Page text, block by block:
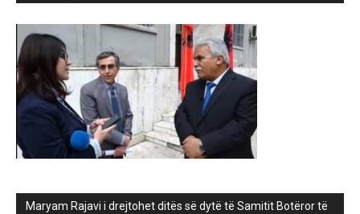
Maryam Rajavi i drejtohet ditës së dytë të Samitit Botëror të